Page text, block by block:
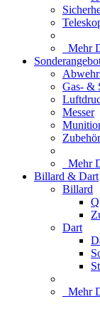
Mehr
Gas- &
Messer
Zubehör
Mehr
Billard & Dart
Billard
Dart
Mehr